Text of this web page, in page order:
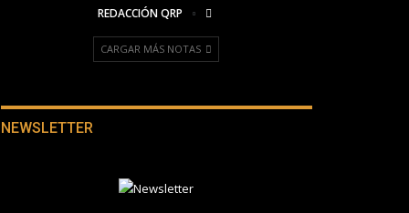
REDACCIÓN QRP
CARGAR MÁS NOTAS
NEWSLETTER